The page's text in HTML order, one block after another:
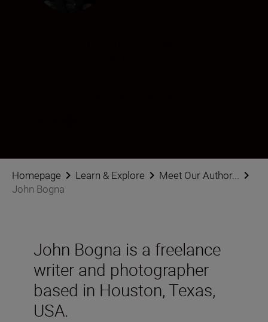
Homepage Learn & Explore
Meet Our Author...
John Bogna
John Bogna is a freelance
writer and photographer
based in Houston, Texas,
USA.